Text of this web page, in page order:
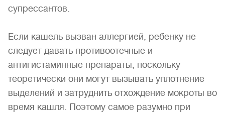
супрессантов.
Если кашель вызван аллергией, ребенку не
следует давать противоотечные и
антигистаминные препараты, поскольку
теоретически они могут вызывать уплотнение
выделений и затруднить отхождение мокроты во
время кашля. Поэтому самое разумно при